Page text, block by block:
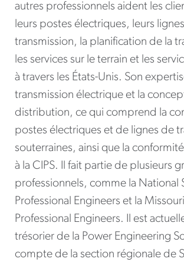
autres professionnels aident les
leurs postes électriques, leurs
transmission, la planification de la
les services sur le terrain et les
à travers les États-Unis. Son
transmission électrique et la
distribution, ce qui comprend la
postes électriques et de lignes de
souterraines, ainsi que la
à la CIPS. Il fait partie de plusieurs
professionnels, comme la National
Professional Engineers et la
Professional Engineers. Il est
trésorier de la Power Engineering
compte de la section régionale de